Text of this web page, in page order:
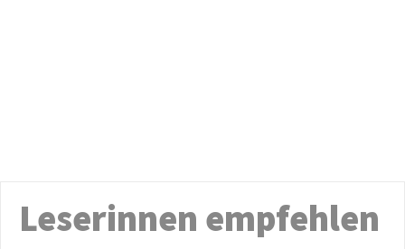
Leserinnen empfehlen